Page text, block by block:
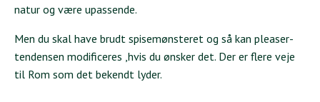
natur og være upassende.
Men du skal have brudt spisemønsteret og så kan pleaser-
tendensen modificeres ,hvis du ønsker det. Der er flere veje
til Rom som det bekendt lyder.